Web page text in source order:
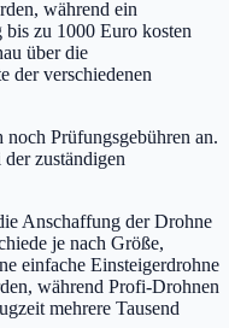
während ein
zu 1000 Euro kosten
über die
der verschiedenen
Prüfungsgebühren an.
zuständigen
Anschaffung der Drohne
je nach Größe,
einfache Einsteigerdrohne
während Profi-Drohnen
mehrere Tausend